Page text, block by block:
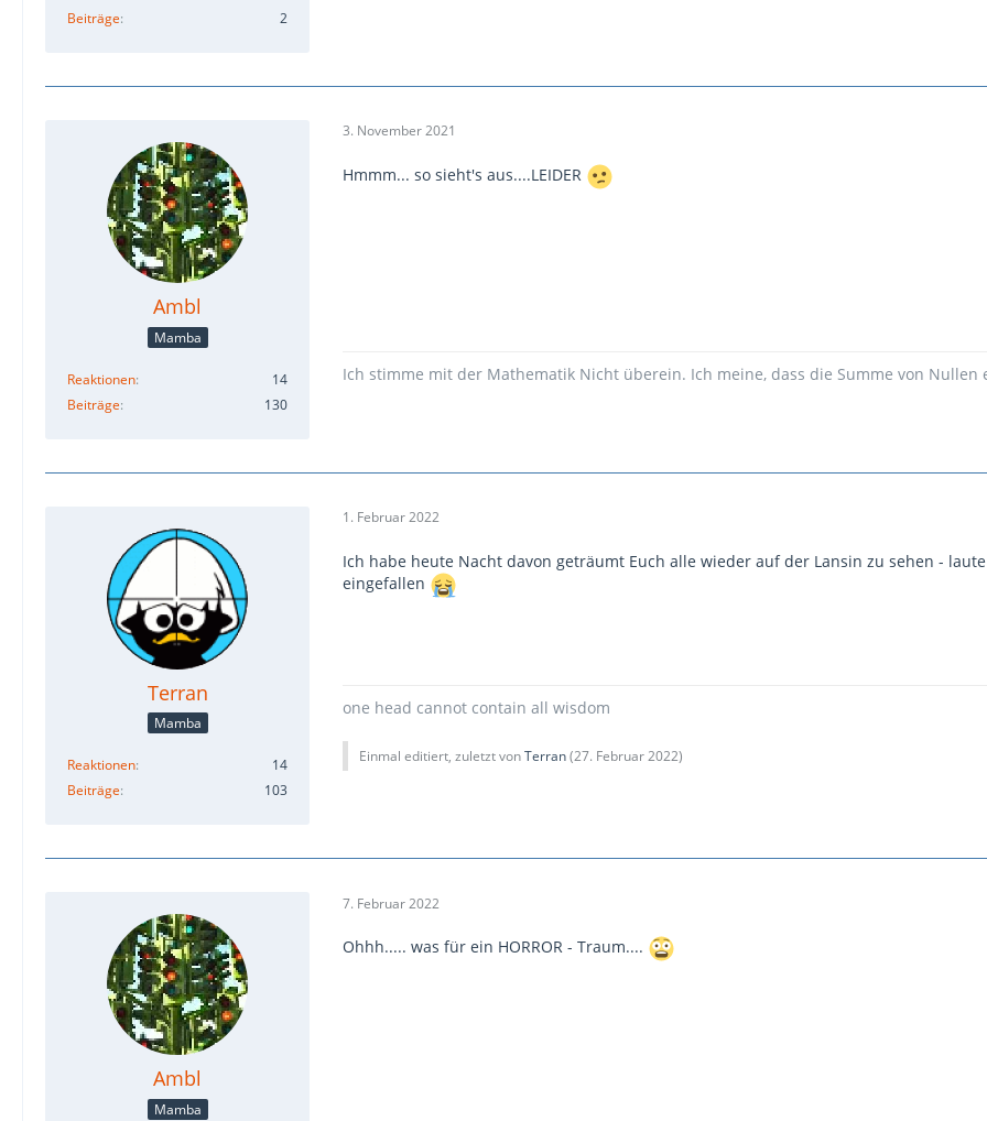
Beiträge 2
Ambl
Mamba
Reaktionen
14
Beiträge
130
3. November 2021
Hmmm... so sieht's aus....LEIDER
Ich stimme mit der Mathematik Nicht überein. Ich meine, dass die Summe von Nullen
Terran
Mamba
Reaktionen
14
Beiträge
103
1. Februar 2022
Ich habe heute Nacht davon geträumt Euch alle wieder auf der Lansin zu sehen -
eingefallen
one head cannot contain all wisdom
Einmal editiert, zuletzt vonTerran(27. Februar 2022)
Ambl
Mamba
7. Februar 2022
Ohhh..... was für ein HORROR - Traum....